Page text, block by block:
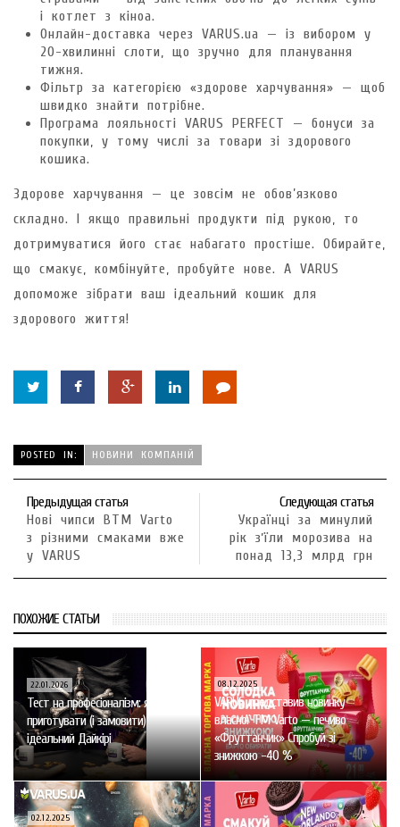
і котлет з кіноа.
Онлайн-доставка через VARUS.ua — із вибором у
20-хвилинні слоти, що зручно для планування
тижня.
Фільтр за категорією «здорове харчування» — щоб
швидко знайти потрібне.
Програма лояльності VARUS PERFECT — бонуси за
покупки, у тому числі за товари зі здорового
кошика.
Здорове харчування — це зовсім не обов’язково
складно. І якщо правильні продукти під рукою, то
дотримуватися його стає набагато простіше. Обирайте,
що смакує, комбінуйте, пробуйте нове. А VARUS
допоможе зібрати ваш ідеальний кошик для
здорового життя!
POSTED IN: НОВИНИ КОМПАНІЙ
Предыдущая статья
Нові чипси ВТМ Varto
з різними смаками вже
у VARUS
Следующая статья
Українці за минулий
рік зʼїли морозива на
понад 13,3 млрд грн
ПОХОЖИЕ СТАТЬИ
22.01.2026
Тест на професіоналізм: як
приготувати (і замовити)
ідеальний Дайкірі
08.12.2025
VARUS представив новинку
власної ТМ Varto — печиво
«Фруттанчик» Спробуй зі
знижкою -40 %
02.12.2025